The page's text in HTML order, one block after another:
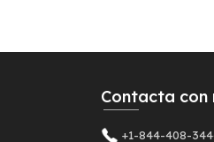
Contacta con
+1-844-408-